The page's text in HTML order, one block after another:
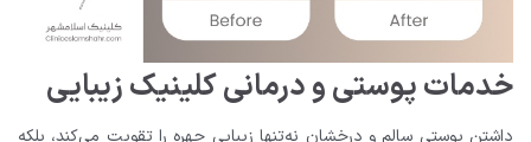
خدمات پوستی و درمانی کلینیک زیبایی
داشتن پوستی سالم و درخشان نه‌تنها زیبایی چهره را تقویت می‌کند، بلکه